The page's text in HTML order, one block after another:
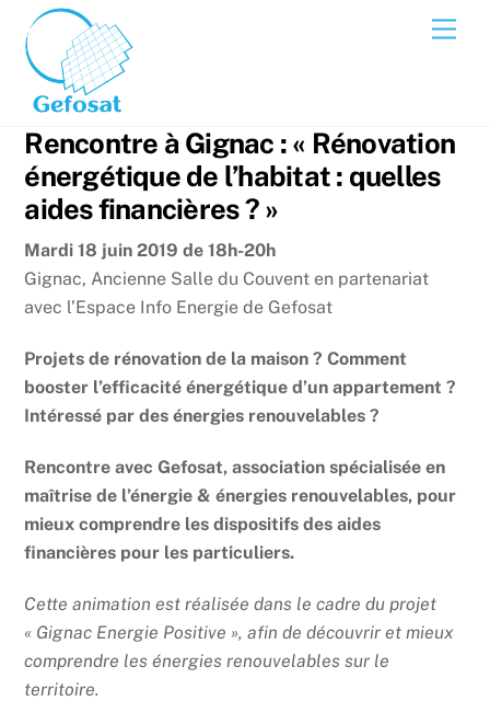
content
Rencontre à Gignac : « Rénovation
énergétique de l’habitat : quelles
aides financières ? »
Mardi 18 juin 2019 de 18h-20h
Gignac, Ancienne Salle du Couvent en partenariat
avec l’Espace Info Energie de Gefosat
Projets de rénovation de la maison ? Comment
booster l’efficacité énergétique d’un appartement ?
Intéressé par des énergies renouvelables ?
Rencontre avec Gefosat, association spécialisée en
maîtrise de l’énergie & énergies renouvelables, pour
mieux comprendre les dispositifs des aides
financières pour les particuliers.
Cette animation est réalisée dans le cadre du projet
« Gignac Energie Positive », afin de découvrir et mieux
comprendre les énergies renouvelables sur le
territoire.